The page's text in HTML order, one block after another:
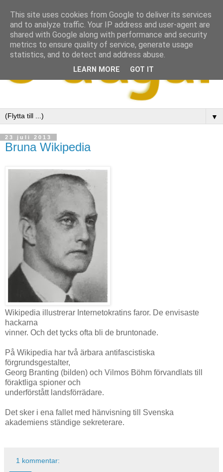
▼
23 juli 2013
Bruna Wikipedia
Wikipedia illustrerar Internetokratins faror. De envisaste
hackarna
vinner. Och det tycks ofta bli de bruntonade.
På Wikipedia har två ärbara antifascistiska
förgrundsgestalter,
Georg Branting (bilden) och Vilmos Böhm förvandlats till
föraktliga spioner och
underförstått landsförrädare.
Det sker i ena fallet med hänvisning till Svenska
akademiens ständige sekreterare.
1 kommentar:
This site uses cookies from Google to deliver its services
and to analyze traffic. Your IP address and user-agent are
shared with Google along with performance and security
metrics to ensure quality of service, generate usage
statistics, and to detect and address abuse.
LEARN MORE GOT IT